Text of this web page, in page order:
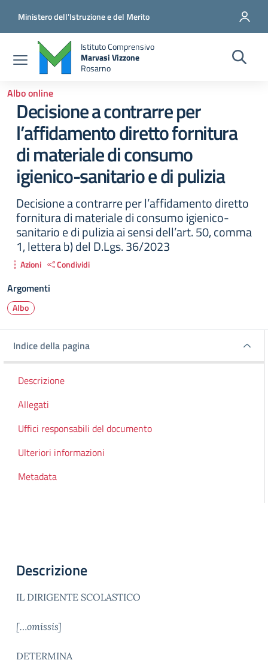
Ministero dell'Istruzione e del Merito
Istituto Comprensivo
Marvasi Vizzone
Rosarno
Albo online
Decisione a contrarre per
l’affidamento diretto fornitura
di materiale di consumo
igienico-sanitario e di pulizia
Decisione a contrarre per l’affidamento diretto
fornitura di materiale di consumo igienico-
sanitario e di pulizia ai sensi dell’art. 50, comma
1, lettera b) del D.Lgs. 36/2023
Azioni Condividi
Argomenti
Albo
Indice della pagina
Indice della pagina
Descrizione
Allegati
Uffici responsabili del documento
Ulteriori informazioni
Metadata
Descrizione
IL DIRIGENTE SCOLASTICO
[…omissis]
DETERMINA